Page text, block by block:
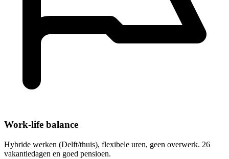
Work-life balance
Hybride werken (Delft/thuis), flexibele uren, geen overwerk. 26
vakantiedagen en goed pensioen.